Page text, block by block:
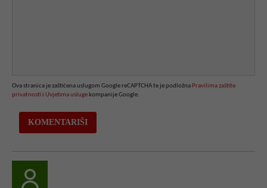
Ova stranica je zaštićena uslugom Google reCAPTCHA te je podložna Pravilima zaštite
privatnosti i Uvjetima usluge kompanije Google.